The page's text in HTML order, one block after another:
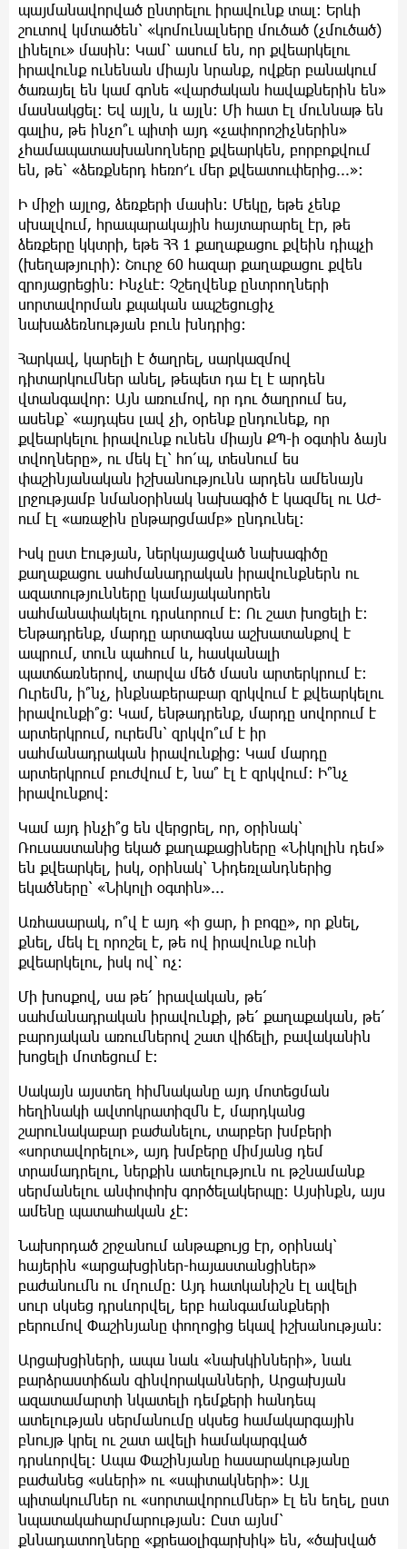
պայմանավորված ընտրելու իրավունք տալ: Երևի
շուտով կմտածեն՝ «կոմունալները մուծած (չմուծած)
լինելու» մասին: Կամ՝ ասում են, որ քվեարկելու
իրավունք ունենան միայն նրանք, ովքեր բանակում
ծառայել են կամ գոնե «վարժական հավաքներին են»
մասնակցել: Եվ այլն, և այլն: Մի հատ էլ մուննաթ են
գալիս, թե ինչո՞ւ պիտի այդ «չափորոշիչներին»
չհամապատասխանողները քվեարկեն, բորբոքվում
են, թե՝ «ձեռքներդ հեռո՜ւ մեր քվեատուփերից...»:
Ի միջի այլոց, ձեռքերի մասին: Մեկը, եթե չենք
սխալվում, հրապարակային հայտարարել էր, թե
ձեռքերը կկտրի, եթե ՀՀ 1 քաղաքացու քվեին դիպչի
(խեղաթյուրի): Շուրջ 60 հազար քաղաքացու քվեն
զրոյացրեցին: Ինչևէ: Չշեղվենք ընտրողների
սորտավորման քպական ապշեցուցիչ
նախաձեռնության բուն խնդրից:
Հարկավ, կարելի է ծաղրել, սարկազմով
դիտարկումներ անել, թեպետ դա էլ է արդեն
վտանգավոր: Այն առումով, որ դու ծաղրում ես,
ասենք՝ «այդպես լավ չի, օրենք ընդունեք, որ
քվեարկելու իրավունք ունեն միայն ՔՊ-ի օգտին ձայն
տվողները», ու մեկ էլ՝ հո՛պ, տեսնում ես
փաշինյանական իշխանությունն արդեն ամենայն
լրջությամբ նմանօրինակ նախագիծ է կազմել ու ԱԺ-
ում էլ «առաջին ընթարցմամբ» ընդունել:
Իսկ ըստ էության, ներկայացված նախագիծը
քաղաքացու սահմանադրական իրավունքներն ու
ազատությունները կամայականորեն
սահմանափակելու դրսևորում է: Ու շատ խոցելի է:
Ենթադրենք, մարդը արտագնա աշխատանքով է
ապրում, տուն պահում և, հասկանալի
պատճառներով, տարվա մեծ մասն արտերկրում է:
Ուրեմն, ի՞նչ, ինքնաբերաբար զրկվում է քվեարկելու
իրավունքի՞ց: Կամ, ենթադրենք, մարդը սովորում է
արտերկրում, ուրեմն՝ զրկվո՞ւմ է իր
սահմանադրական իրավունքից: Կամ մարդը
արտերկրում բուժվում է, նա՞ էլ է զրկվում: Ի՞նչ
իրավունքով:
Կամ այդ ինչի՞ց են վերցրել, որ, օրինակ՝
Ռուսաստանից եկած քաղաքացիները «Նիկոլին դեմ»
են քվեարկել, իսկ, օրինակ՝ Նիդեռլանդներից
եկածները՝ «Նիկոլի օգտին»...
Առհասարակ, ո՞վ է այդ «ի ցար, ի բոգը», որ քնել,
քնել, մեկ էլ որոշել է, թե ով իրավունք ունի
քվեարկելու, իսկ ով՝ ոչ:
Մի խոսքով, սա թե՛ իրավական, թե՛
սահմանադրական իրավունքի, թե՛ քաղաքական, թե՛
բարոյական առումներով շատ վիճելի, բավականին
խոցելի մոտեցում է:
Սակայն այստեղ հիմնականը այդ մոտեցման
հեղինակի ավտոկրատիզմն է, մարդկանց
շարունակաբար բաժանելու, տարբեր խմբերի
«սորտավորելու», այդ խմբերը միմյանց դեմ
տրամադրելու, ներքին ատելություն ու թշնամանք
սերմանելու անփոփոխ գործելակերպը: Այսինքն, այս
ամենը պատահական չէ:
Նախորդած շրջանում անթաքույց էր, օրինակ՝
հայերին «արցախցիներ-հայաստանցիներ»
բաժանումն ու մղումը: Այդ հատկանիշն էլ ավելի
սուր սկսեց դրսևորվել, երբ հանգամանքների
բերումով Փաշինյանը փողոցից եկավ իշխանության:
Արցախցիների, ապա նաև «նախկինների», նաև
բարձրաստիճան զինվորականների, Արցախյան
ազատամարտի նկատելի դեմքերի հանդեպ
ատելության սերմանումը սկսեց համակարգային
բնույթ կրել ու շատ ավելի համակարգված
դրսևորվել: Ապա Փաշինյանը հասարակությանը
բաժանեց «սևերի» ու «սպիտակների»: Այլ
պիտակումներ ու «սորտավորումներ» էլ են եղել, ըստ
նպատակահարմարության: Ըստ այնմ՝
քննադատողները «քրեաօլիգարխիկ» են, «ծախված